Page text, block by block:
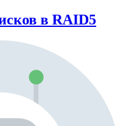
в RAID5